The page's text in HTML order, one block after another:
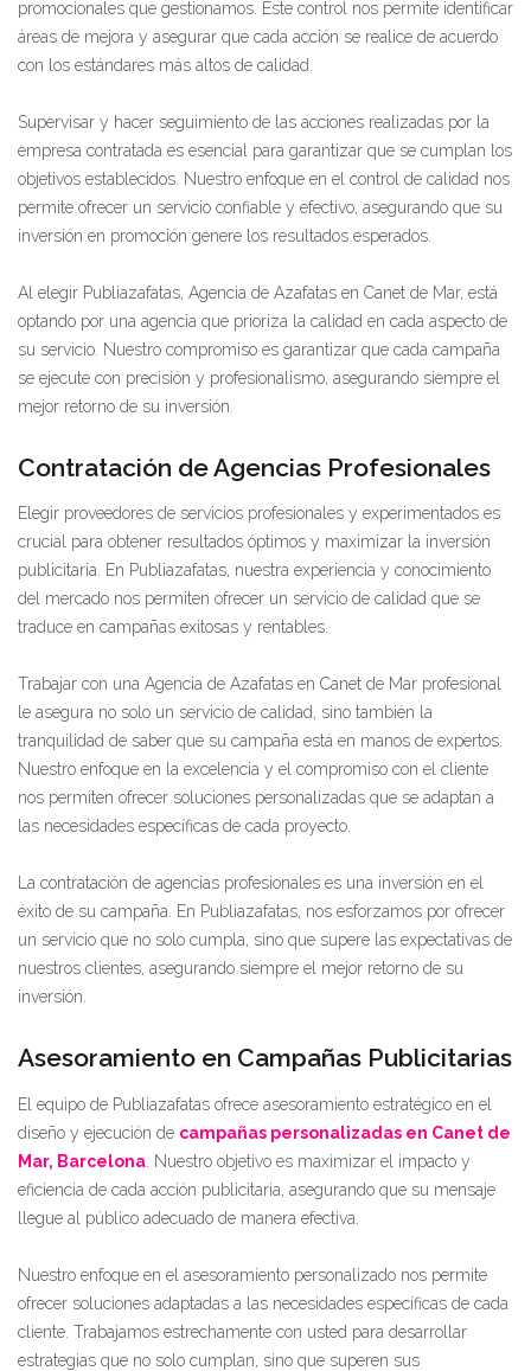
promocionales que gestionamos. Este control nos permite identificar
áreas de mejora y asegurar que cada acción se realice de acuerdo
con los estándares más altos de calidad.
Supervisar y hacer seguimiento de las acciones realizadas por la
empresa contratada es esencial para garantizar que se cumplan los
objetivos establecidos. Nuestro enfoque en el control de calidad nos
permite ofrecer un servicio confiable y efectivo, asegurando que su
inversión en promoción genere los resultados esperados.
Al elegir Publiazafatas, Agencia de Azafatas en Canet de Mar, está
optando por una agencia que prioriza la calidad en cada aspecto de
su servicio. Nuestro compromiso es garantizar que cada campaña
se ejecute con precisión y profesionalismo, asegurando siempre el
mejor retorno de su inversión.
Contratación de Agencias Profesionales
Elegir proveedores de servicios profesionales y experimentados es
crucial para obtener resultados óptimos y maximizar la inversión
publicitaria. En Publiazafatas, nuestra experiencia y conocimiento
del mercado nos permiten ofrecer un servicio de calidad que se
traduce en campañas exitosas y rentables.
Trabajar con una Agencia de Azafatas en Canet de Mar profesional
le asegura no solo un servicio de calidad, sino también la
tranquilidad de saber que su campaña está en manos de expertos.
Nuestro enfoque en la excelencia y el compromiso con el cliente
nos permiten ofrecer soluciones personalizadas que se adaptan a
las necesidades específicas de cada proyecto.
La contratación de agencias profesionales es una inversión en el
éxito de su campaña. En Publiazafatas, nos esforzamos por ofrecer
un servicio que no solo cumpla, sino que supere las expectativas de
nuestros clientes, asegurando siempre el mejor retorno de su
inversión.
Asesoramiento en Campañas Publicitarias
El equipo de Publiazafatas ofrece asesoramiento estratégico en el
diseño y ejecución de campañas personalizadas en Canet de
Mar, Barcelona . Nuestro objetivo es maximizar el impacto y
eficiencia de cada acción publicitaria, asegurando que su mensaje
llegue al público adecuado de manera efectiva.
Nuestro enfoque en el asesoramiento personalizado nos permite
ofrecer soluciones adaptadas a las necesidades específicas de cada
cliente. Trabajamos estrechamente con usted para desarrollar
estrategias que no solo cumplan, sino que superen sus